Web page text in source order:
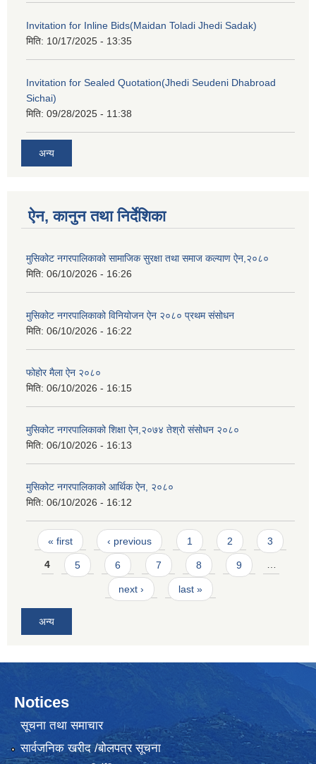
Invitation for Inline Bids(Maidan Toladi Jhedi Sadak)
मिति: 10/17/2025 - 13:35
Invitation for Sealed Quotation(Jhedi Seudeni Dhabroad
Sichai)
मिति: 09/28/2025 - 11:38
अन्य
ऐन, कानुन तथा निर्देशिका
मुसिकोट नगरपालिकाको सामाजिक सुरक्षा तथा समाज कल्याण ऐन,२०८०
मिति: 06/10/2026 - 16:26
मुसिकोट नगरपालिकाको विनियोजन ऐन २०८० प्रथम संसोधन
मिति: 06/10/2026 - 16:22
फोहोर मैला ऐन २०८०
मिति: 06/10/2026 - 16:15
मुसिकोट नगरपालिकाको शिक्षा ऐन,२०७४ तेश्रो संसोधन २०८०
मिति: 06/10/2026 - 16:13
मुसिकोट नगरपालिकाको आर्थिक ऐन, २०८०
मिति: 06/10/2026 - 16:12
Pages
« first ‹ previous 1 2 3
4 5 6 7 8 9 …
next › last »
अन्य
Notices
सूचना तथा समाचार
सार्वजनिक खरीद /बोलपत्र सूचना